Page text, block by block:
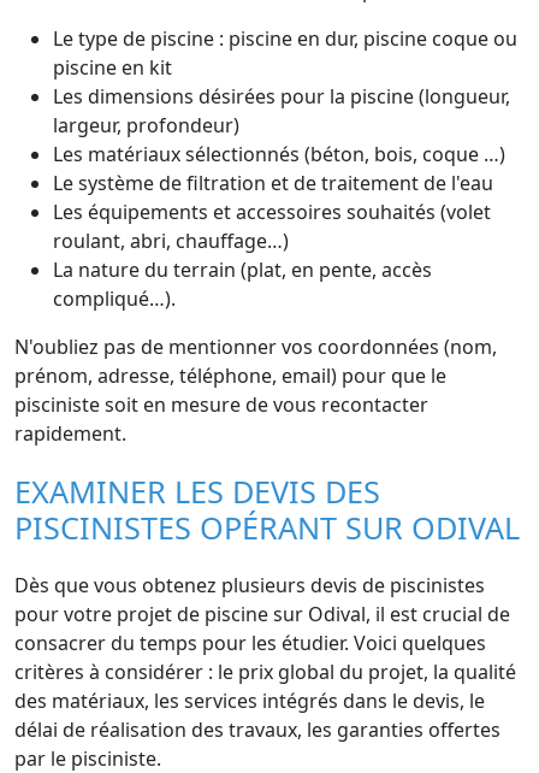
Le type de piscine : piscine en dur, piscine coque ou
piscine en kit
Les dimensions désirées pour la piscine (longueur,
largeur, profondeur)
Les matériaux sélectionnés (béton, bois, coque …)
Le système de filtration et de traitement de l'eau
Les équipements et accessoires souhaités (volet
roulant, abri, chauffage…)
La nature du terrain (plat, en pente, accès
compliqué…).
N'oubliez pas de mentionner vos coordonnées (nom,
prénom, adresse, téléphone, email) pour que le
pisciniste soit en mesure de vous recontacter
rapidement.
EXAMINER LES DEVIS DES
PISCINISTES OPÉRANT SUR ODIVAL
Dès que vous obtenez plusieurs devis de piscinistes
pour votre projet de piscine sur Odival, il est crucial de
consacrer du temps pour les étudier. Voici quelques
critères à considérer : le prix global du projet, la qualité
des matériaux, les services intégrés dans le devis, le
délai de réalisation des travaux, les garanties offertes
par le pisciniste.